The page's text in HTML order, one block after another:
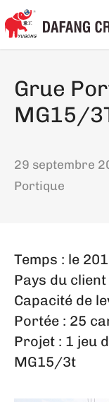
Grue
MG15/
29 septembre
Portique
Temps : le
Pays du
Capacité de
Portée : 25
Projet : 1 jeu
MG15/3t